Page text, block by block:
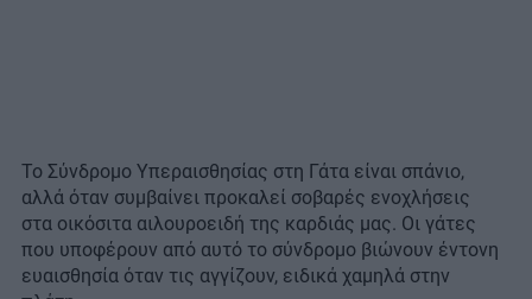
Το Σύνδρομο Υπεραισθησίας στη Γάτα είναι σπάνιο,
αλλά όταν συμβαίνει προκαλεί σοβαρές ενοχλήσεις
στα οικόσιτα αιλουροειδή της καρδιάς μας. Οι γάτες
που υποφέρουν από αυτό το σύνδρομο βιώνουν έντονη
ευαισθησία όταν τις αγγίζουν, ειδικά χαμηλά στην